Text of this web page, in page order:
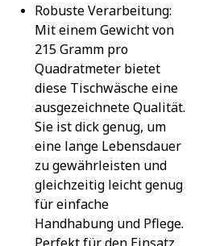
Robuste Verarbeitung:
Mit einem Gewicht von
215 Gramm pro
Quadratmeter bietet
diese Tischwäsche eine
ausgezeichnete Qualität.
Sie ist dick genug, um
eine lange Lebensdauer
zu gewährleisten und
gleichzeitig leicht genug
für einfache
Handhabung und Pflege.